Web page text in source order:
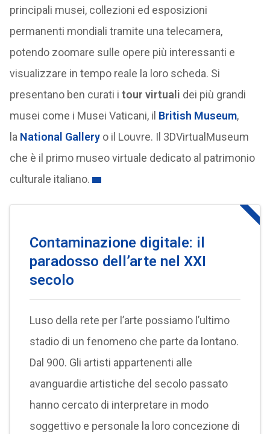
principali musei, collezioni ed esposizioni
permanenti mondiali tramite una telecamera,
potendo zoomare sulle opere più interessanti e
visualizzare in tempo reale la loro scheda. Si
presentano ben curati i tour virtuali dei più grandi
musei come i Musei Vaticani, il British Museum,
la National Galleryo il Louvre. Il 3DVirtualMuseum
che è il primo museo virtuale dedicato al patrimonio
culturale italiano.
Contaminazione digitale: il
paradosso dell’arte nel XXI
secolo
Luso della rete per l’arte possiamo l’ultimo
stadio di un fenomeno che parte da lontano.
Dal 900. Gli artisti appartenenti alle
avanguardie artistiche del secolo passato
hanno cercato di interpretare in modo
soggettivo e personale la loro concezione di